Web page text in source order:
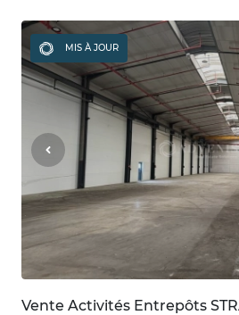
MIS À JOUR
Vente Activités Entrepôts